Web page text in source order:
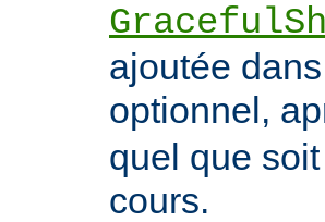
ajoutée
optionnel,
quel que
cours.